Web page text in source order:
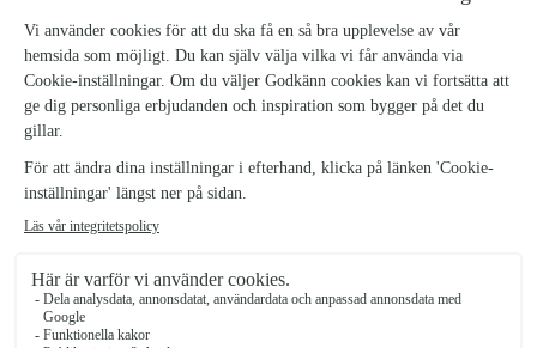
Oavsett vad som firas - födelsedag, nytt jobb,
namnsdag, familjetillökning eller giftermål, är det här
Blommogrammet det perfekta valet.
Vasen på bilderna ingår inte med buketten men du kan
på den här sidan.
SKU:1202804-1108-grattis-blommor-med-praliner